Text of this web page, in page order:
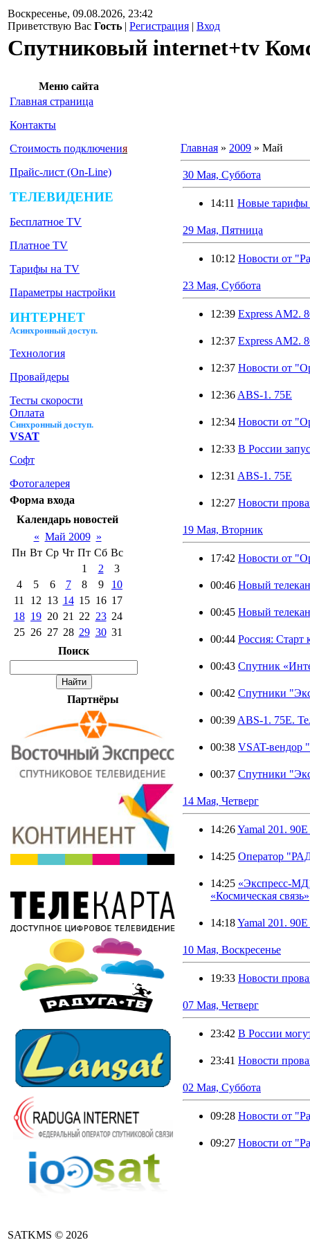
Воскресенье, 09.08.2026, 23:42
Приветствую Вас Гость | Регистрация | Вход
Спутниковый internet+tv
Меню сайта
Главная страница
Контакты
Стоимость подключения
Прайс-лист (On-Line)
ТЕЛЕВИДЕНИЕ
Бесплатное TV
Платное TV
Тарифы на TV
Параметры настройки
ИНТЕРНЕТ
Асинхронный доступ.
Технология
Провайдеры
Тесты скорости
Оплата
Синхронный доступ.
VSAT
Софт
Фотогалерея
Форма входа
Календарь новостей
« Май 2009 »
Пн Вт Ср Чт Пт Сб Вс
1
2
3
4
5 6 7 8 9
10
11
12 13 14 15 16 17
18 19 20 21 22 23 24
25 26 27 28 29 30 31
Поиск
Партнёры
Главная » 2009 » Май
30 Мая, Суббота
14:11 Новые
29 Мая, Пятница
10:12 Новости от
23 Мая, Суббота
12:39 Express AM2.
12:37 Express AM2.
12:37 Новости от
12:36 ABS-1. 75E
12:34 Новости от
12:33 В России
12:31 ABS-1. 75E
12:27 Новости
19 Мая, Вторник
17:42 Новости от
00:46 Новый
00:45 Новый
00:44 Россия: Старт
00:43 Спутник
00:42 Спутники
00:39 ABS-1. 75E.
00:38 VSAT-вендор
00:37 Спутники
14 Мая, Четверг
14:26Yamal 201.
14:25 Оператор
14:25 «Экспресс-
«Космическая связь»
14:18Yamal 201.
10 Мая, Воскресенье
19:33 Новости
07 Мая, Четверг
23:42 В России
23:41 Новости
02 Мая, Суббота
09:28 Новости от
09:27 Новости от
SATKMS © 2026